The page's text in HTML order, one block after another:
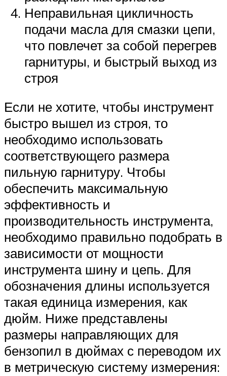
Неправильная цикличность
подачи масла для смазки цепи,
что повлечет за собой перегрев
гарнитуры, и быстрый выход из
строя
Если не хотите, чтобы инструмент
быстро вышел из строя, то
необходимо использовать
соответствующего размера
пильную гарнитуру. Чтобы
обеспечить максимальную
эффективность и
производительность инструмента,
необходимо правильно подобрать в
зависимости от мощности
инструмента шину и цепь. Для
обозначения длины используется
такая единица измерения, как
дюйм. Ниже представлены
размеры направляющих для
бензопил в дюймах с переводом их
в метрическую систему измерения: